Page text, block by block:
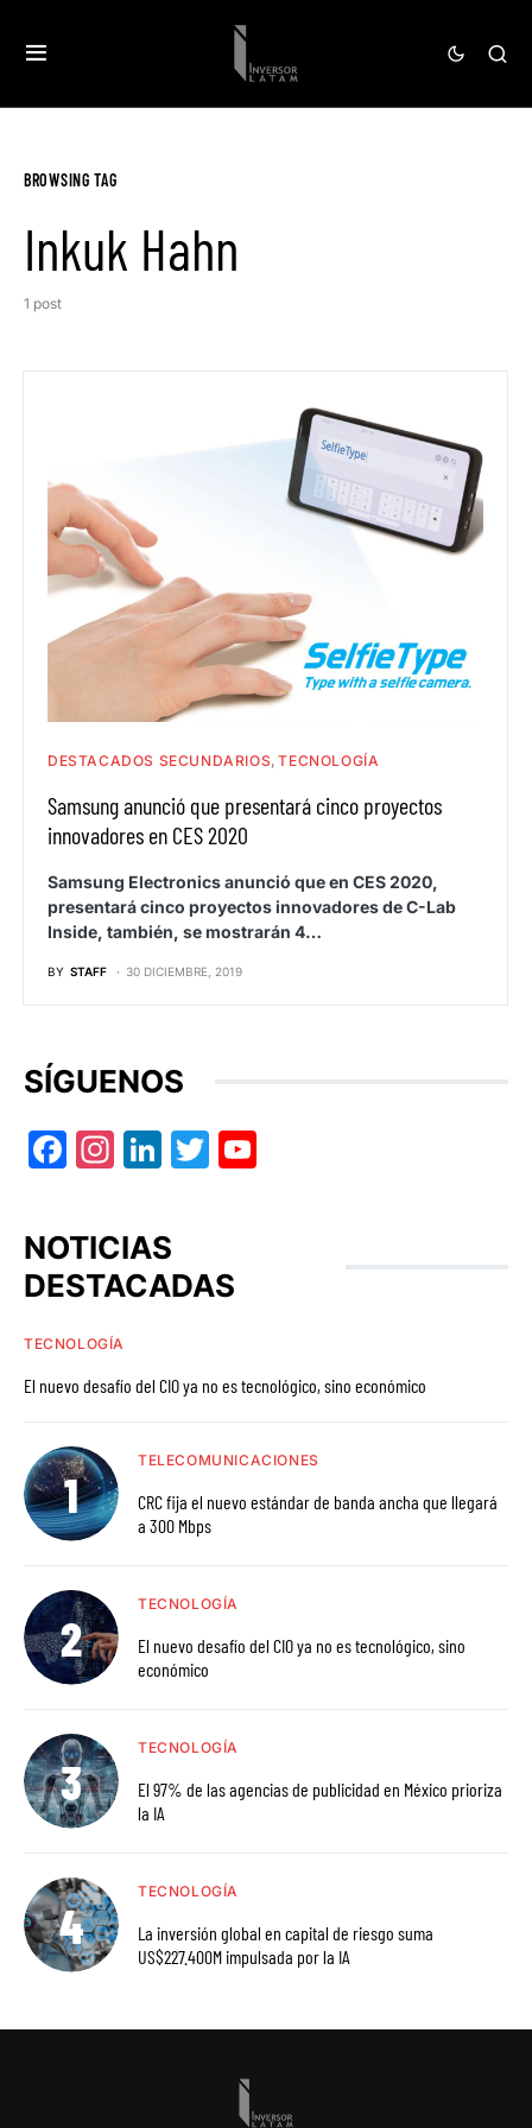
BROWSING TAG
Inkuk Hahn
1 post
DESTACADOS SECUNDARIOS TECNOLOGÍA
Samsung anunció que presentará cinco proyectos
innovadores en CES 2020
Samsung Electronics anunció que en CES 2020,
presentará cinco proyectos innovadores de C-Lab
Inside, también, se mostrarán 4…
BY STAFF 30 DICIEMBRE, 2019
SÍGUENOS
Facebook
Instagram
LinkedIn
Twitter
NOTICIAS
DESTACADAS
TECNOLOGÍA
El nuevo desafío del CIO ya no es tecnológico, sino económico
TELECOMUNICACIONES
CRC fija el nuevo estándar de banda ancha que llegará
a 300 Mbps
TECNOLOGÍA
El nuevo desafío del CIO ya no es tecnológico, sino
económico
TECNOLOGÍA
El 97% de las agencias de publicidad en México prioriza
la IA
TECNOLOGÍA
La inversión global en capital de riesgo suma
US$227.400M impulsada por la IA